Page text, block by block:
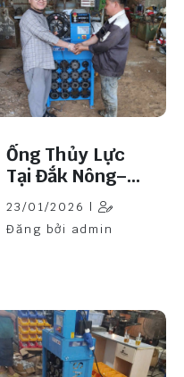
Ống Thủy Lực
Tại Đắk Nông–
Cơ Hội Phát
Triển
23/01/2026 |
Đăng bởi admin